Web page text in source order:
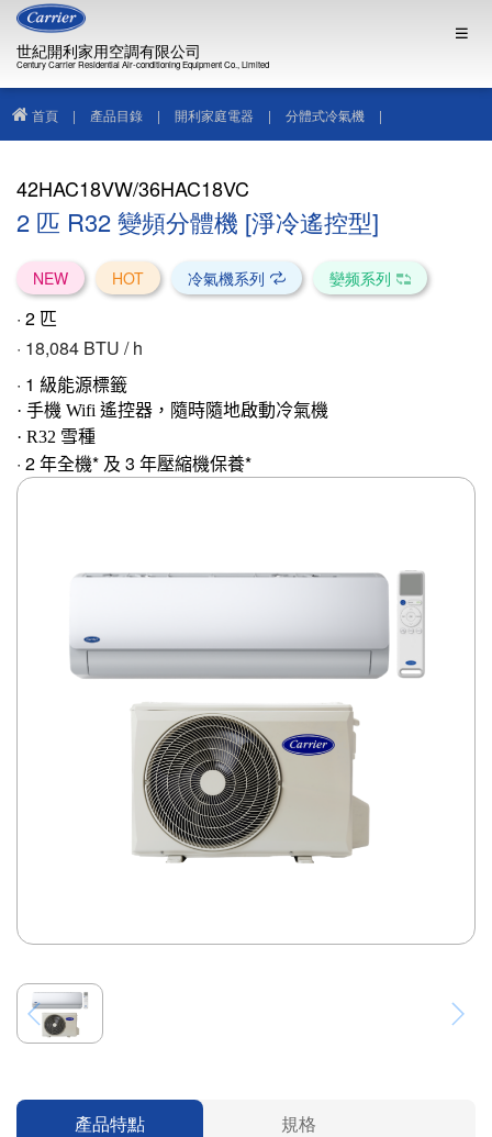
世紀開利家用空調有限公司
Century Carrier Residential Air-conditioning Equipment Co., Limited
首頁 | 產品目錄 | 開利家庭電器 | 分體式冷氣機 |
42HAC18VW/36HAC18VC
2 匹 R32 變頻分體機 [淨冷遙控型]
NEW HOT 冷氣機系列 孌频系列
· 2 匹
· 18,084 BTU / h
· 1 級能源標籤
· 手機 Wifi 遙控器，隨時隨地啟動冷氣機
· R32 雪種
· 2 年全機* 及 3 年壓縮機保養*
產品特點 規格